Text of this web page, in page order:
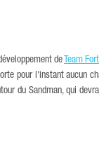
de Team
pour l'instant aucun
du Sandman, qui